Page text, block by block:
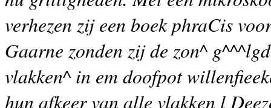
verhezen zij een boek phraCis
Gaarne zonden zij de zon^
vlakken^ in em doofpot
hun afkeer van alle vlakken l